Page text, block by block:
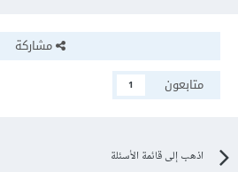
مشاركة
متابعون
1
اذهب إلى قائمة الأسئلة